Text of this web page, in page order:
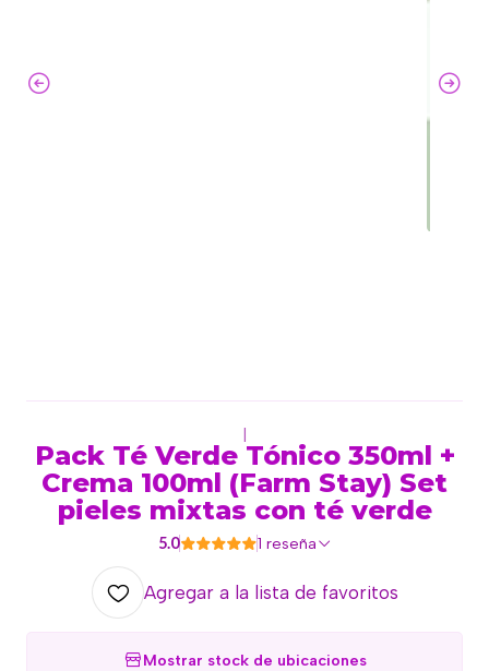
Pack Té Verde Tónico 350ml +
Crema 100ml (Farm Stay) Set
pieles mixtas con té verde
5.0 1 reseña
Agregar a la lista de favoritos
Mostrar stock de ubicaciones